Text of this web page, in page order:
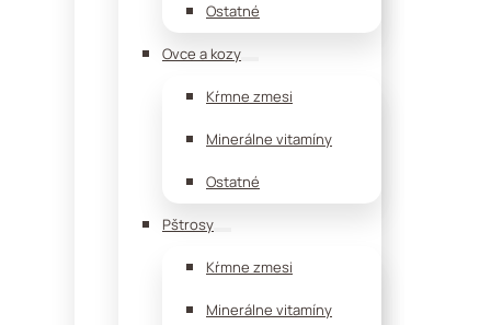
Ostatné
Ovce a kozy
Kŕmne zmesi
Minerálne vitamíny
Ostatné
Pštrosy
Kŕmne zmesi
Minerálne vitamíny